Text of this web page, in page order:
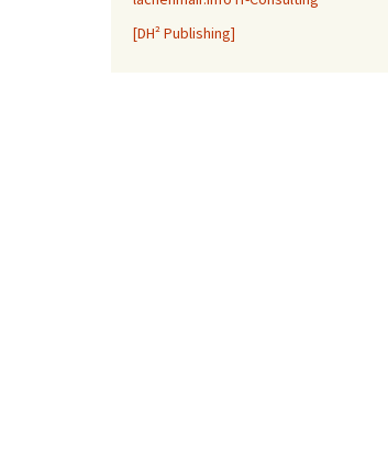
[DH² Publishing]